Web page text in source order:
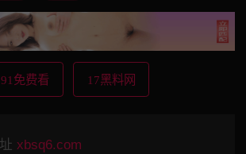
91免费看 17黑料网
xbsq6.com